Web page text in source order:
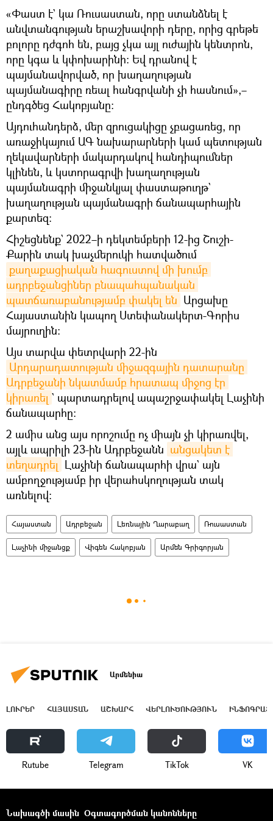
«Փաստ է` կա Ռուսաստան, որը ստանձնել է
անվտանգության երաշխավորի դերը, որից գրեթե
բոլորը դժգոհ են, բայց չկա այլ ուժային կենտրոն,
որը կգա և կփոխարինի։ Եվ դրանով է
պայմանավորված, որ խաղաղության
պայմանագիրը ռեալ հանգրվանի չի հասնում»,–
ընդգծեց Հակոբյանը։
Այդուհանդերձ, մեր զրուցակիցը չբացառեց, որ
առաջիկայում ԱԳ նախարարների կամ պետության
ղեկավարների մակարդակով հանդիպումներ
կլինեն, և կստորագրվի խաղաղության
պայմանագրի միջանկյալ փաստաթուղթ`
խաղաղության պայմանագրի ճանապարհային
քարտեզ։
Հիշեցնենք` 2022–ի դեկտեմբերի 12-ից Շուշի-
Քարին տակ խաչմերուկի հատվածում
քաղաքացիական հագուստով մի խումբ
ադրբեջանցիներ բնապահպանական
պատճառաբանությամբ փակել են Արցախը
Հայաստանին կապող Ստեփանակերտ-Գորիս
մայրուղին։
Այս տարվա փետրվարի 22-ին
Արդարադատության միջազգային դատարանը
Ադրբեջանի նկատմամբ հրատապ միջոց էր
կիրառել ` պարտադրելով ապաշրջափակել Լաչինի
ճանապարհը։
2 ամիս անց այս որոշումը ոչ միայն չի կիրառվել,
այլև ապրիլի 23-ին Ադրբեջանն անցակետ է
տեղադրել Լաչինի ճանապարհի վրա` այն
ամբողջությամբ իր վերահսկողության տակ
առնելով։
Հայաստան Ադրբեջան Լեռնային Ղարաբաղ Ռուսաստան
Լաչինի միջանցք Վիգեն Հակոբյան Արմեն Գրիգորյան
Արմենիա
ԼՈՒՐԵՐ ՀԱՅԱՍՏԱՆ ԱՇԽԱՐՀ ՎԵՐԼՈՒԾՈՒԹՅՈՒՆ
Rutube Telegram ТikТоk VK
Նախագծի մասին Օգտագործման կանոնները